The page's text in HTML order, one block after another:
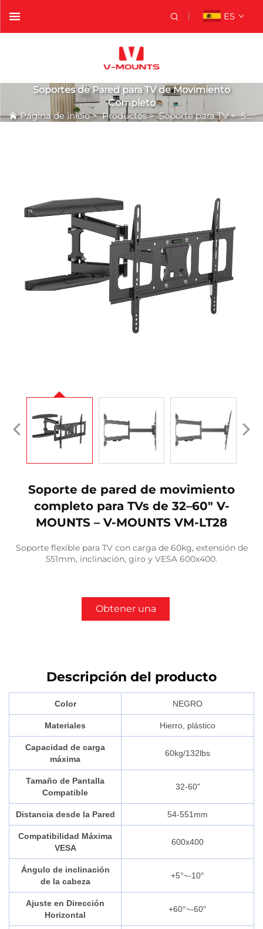
ES
Soportes de Pared para TV de Movimiento
Completo
Página de inicio>Productos>Soporte para TV>Soportes de Pared para TV de Movimiento Completo
Soporte de pared de movimiento
completo para TVs de 32–60" V-
MOUNTS – V-MOUNTS VM-LT28
Soporte flexible para TV con carga de 60kg, extensión de
551mm, inclinación, giro y VESA 600x400.
Obtener una
Descripción del producto
Color NEGRO
Materiales Hierro, plástico
Capacidad de carga
máxima
60kg/132lbs
Tamaño de Pantalla
Compatible
32-60"
Distancia desde la Pared 54-551mm
Compatibilidad Máxima
VESA
600x400
Ángulo de inclinación
de la cabeza
+5°~-10°
Ajuste en Dirección
Horizontal
+60°~-60°